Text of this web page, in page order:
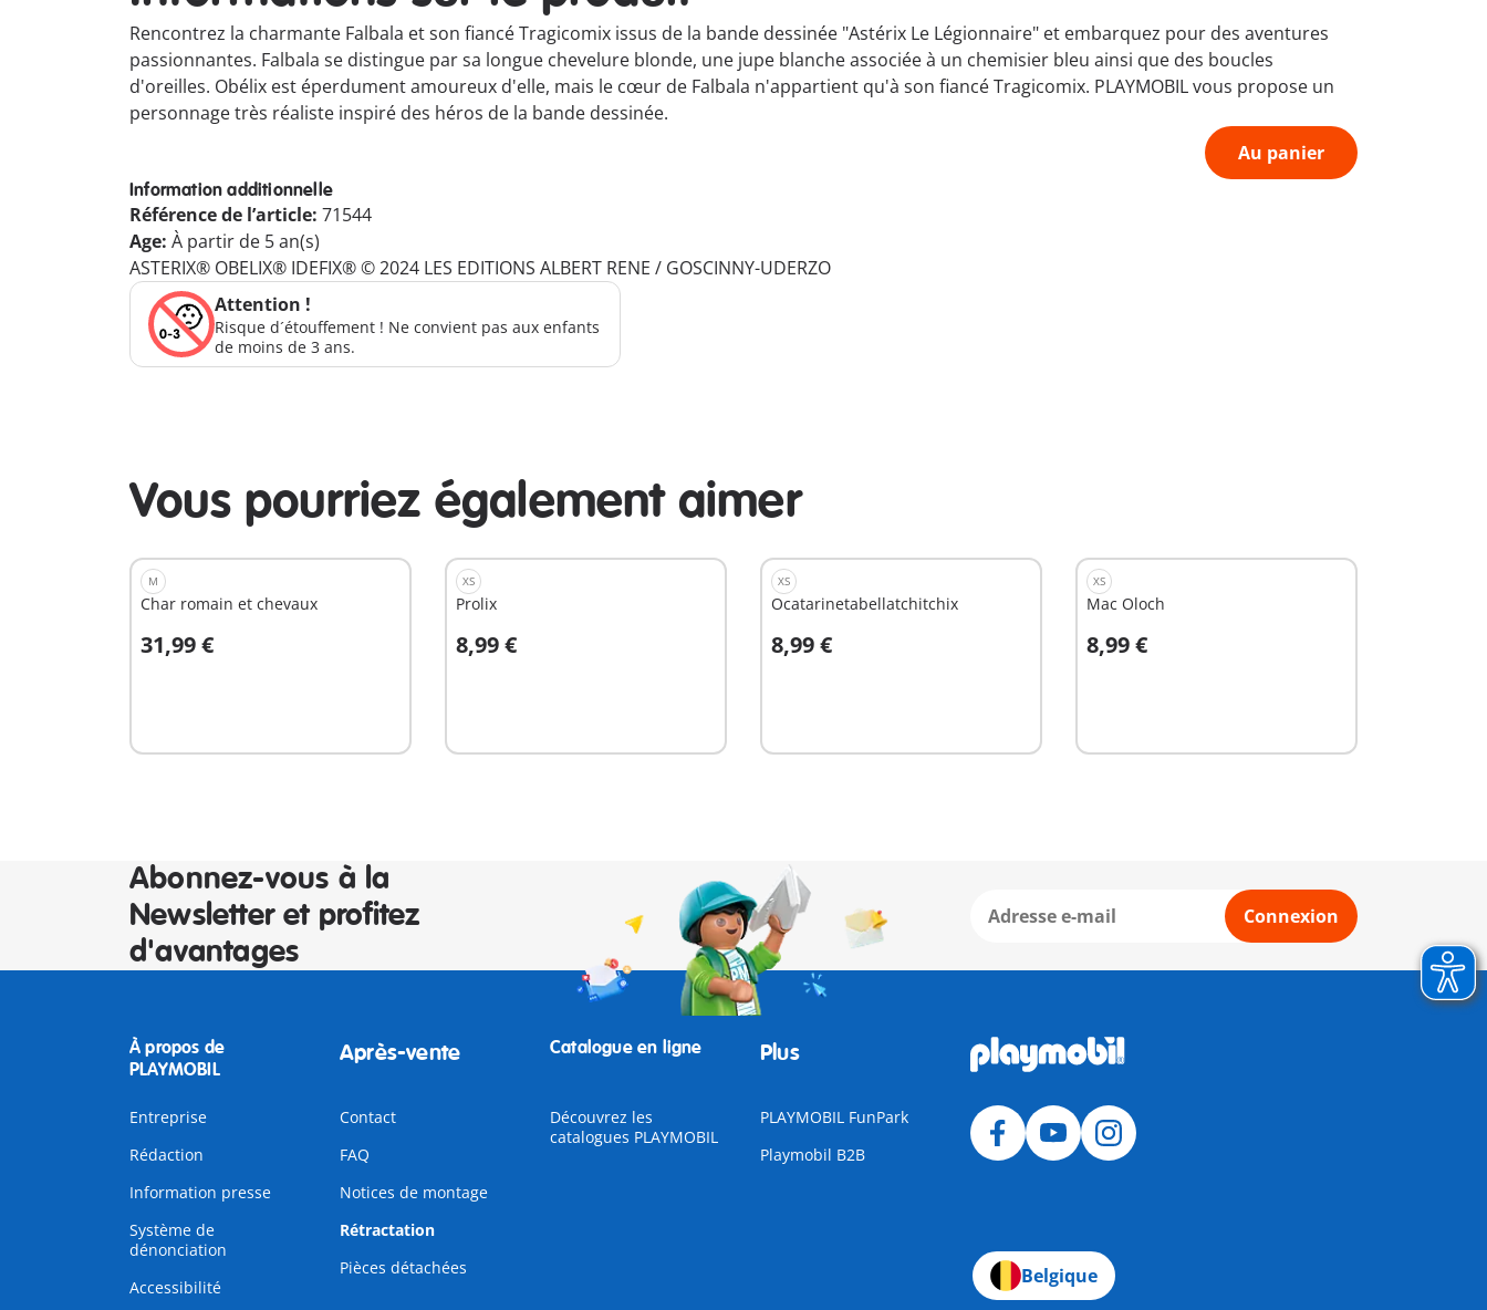
Rencontrez la charmante Falbala et son fiancé Tragicomix issus de la bande dessinée "Astérix Le Légionnaire" et embarquez pour des aventures
passionnantes. Falbala se distingue par sa longue chevelure blonde, une jupe blanche associée à un chemisier bleu ainsi que des boucles
d'oreilles. Obélix est éperdument amoureux d'elle, mais le cœur de Falbala n'appartient qu'à son fiancé Tragicomix. PLAYMOBIL vous propose un
personnage très réaliste inspiré des héros de la bande dessinée.
Au panier
Information additionnelle
Référence de l’article: 71544
Age: À partir de 5 an(s)
ASTERIX® OBELIX® IDEFIX® © 2024 LES EDITIONS ALBERT RENE / GOSCINNY-UDERZO
Attention !
Risque d´étouffement ! Ne convient pas aux enfants
de moins de 3 ans.
Vous pourriez également aimer
M
Char romain et chevaux
31,99 €
Au panier
XS
Prolix
8,99 €
Au panier
XS
Ocatarinetabellatchitchix
8,99 €
Au panier
XS
Mac Oloch
8,99 €
Au panier
Abonnez-vous à la
Newsletter et profitez
d'avantages
Connexion
À propos de
PLAYMOBIL
Entreprise
Rédaction
Information presse
Système de
dénonciation
Accessibilité
Après-vente
Contact
FAQ
Notices de montage
Rétractation
Pièces détachées
Catalogue en ligne
Découvrez les
catalogues PLAYMOBIL
Plus
PLAYMOBIL FunPark
Playmobil B2B
Belgique